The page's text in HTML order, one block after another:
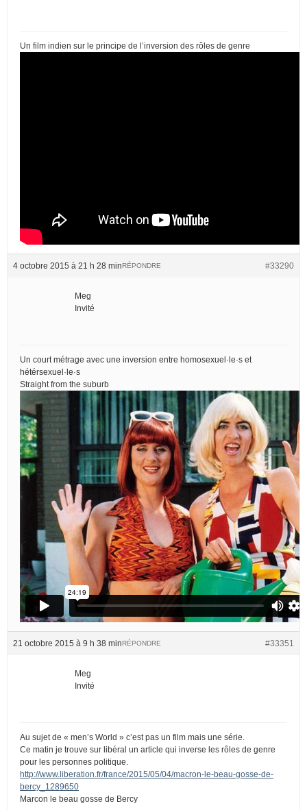
Un film indien sur le principe de l’inversion des rôles de genre
4 octobre 2015 à 21 h 28 min #33290
RÉPONDRE
Meg
Invité
Un court métrage avec une inversion entre homosexuel·le·s et
hétérsexuel·le·s
Straight from the suburb
21 octobre 2015 à 9 h 38 min #33351
RÉPONDRE
Meg
Invité
Au sujet de « men’s World » c’est pas un film mais une série.
Ce matin je trouve sur libéral un article qui inverse les rôles de genre
pour les personnes politique.
http://www.liberation.fr/france/2015/05/04/macron-le-beau-gosse-de-
bercy_1289650
Marcon le beau gosse de Bercy